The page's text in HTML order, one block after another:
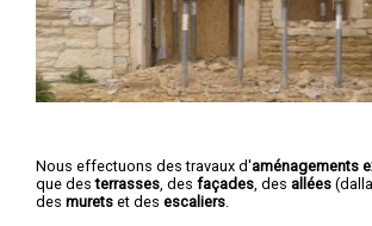
Nous effectuons des travaux d'aménagements
que desterrasses , des façades , des allées
des murets et des escaliers